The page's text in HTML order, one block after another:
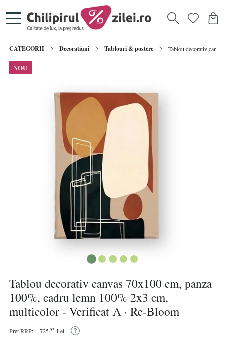
CATEGORII Decoratiuni Tablouri & postere Tablou decorativ
NOU
Tablou decorativ canvas 70x100 cm, panza
100%, cadru lemn 100% 2x3 cm,
multicolor - Verificat A · Re-Bloom
Pret RRP: 725,93 Lei